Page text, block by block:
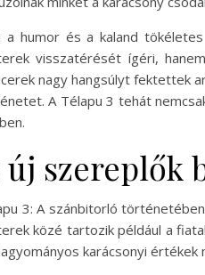
a humor és a kaland
visszatérését ígéri,
nagy hangsúlyt fektettek
A Télapu 3 tehát
új szereplők
3: A szánbitorló
közé tartozik például a
karácsonyi